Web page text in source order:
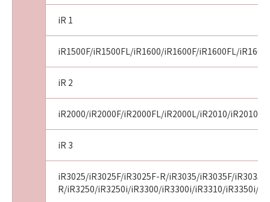
iR 1
iR1500F/iR1500FL/iR1600/iR1600F/iR1600FL/
iR 2
iR2000/iR2000F/iR2000FL/iR2000L/iR2010/
iR 3
iR3025/iR3025F/iR3025F-R/iR3035/iR3035F/
R/iR3250/iR3250i/iR3300/iR3300i/iR3310/iR3350i/